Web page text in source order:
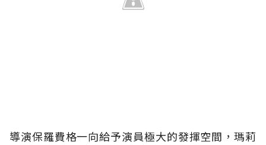
導演保羅費格一向給予演員極大的發揮空間，瑪莉